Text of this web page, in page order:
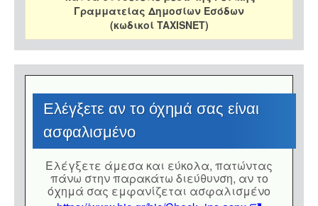
Γραμματείας Δημοσίων Εσόδων
(κωδικοί TAXISNET)
Eλέγξετε αν το όχημά σας είναι
ασφαλισμένο
Eλέγξετε άμεσα και εύκολα, πατώντας
πάνω στην παρακάτω διεύθυνση, αν το
όχημά σας εμφανίζεται ασφαλισμένο